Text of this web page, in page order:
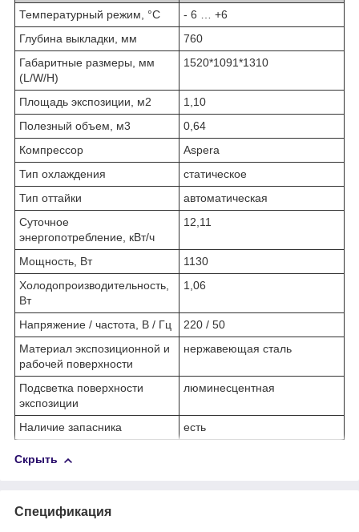
Температурный режим, °C
- 6 … +6
Глубина выкладки, мм
760
Габаритные размеры, мм
(L/W/H)
1520*1091*1310
Площадь экспозиции, м2
1,10
Полезный объем, м3
0,64
Компрессор
Aspera
Тип охлаждения
статическое
Тип оттайки
автоматическая
Суточное
энергопотребление, кВт/ч
12,11
Мощность, Вт
1130
Холодопроизводительность,
Вт
1,06
Напряжение / частота, В / Гц
220 / 50
Материал экспозиционной и
рабочей поверхности
нержавеющая сталь
Подсветка поверхности
экспозиции
люминесцентная
Наличие запасника есть
Скрыть
Спецификация